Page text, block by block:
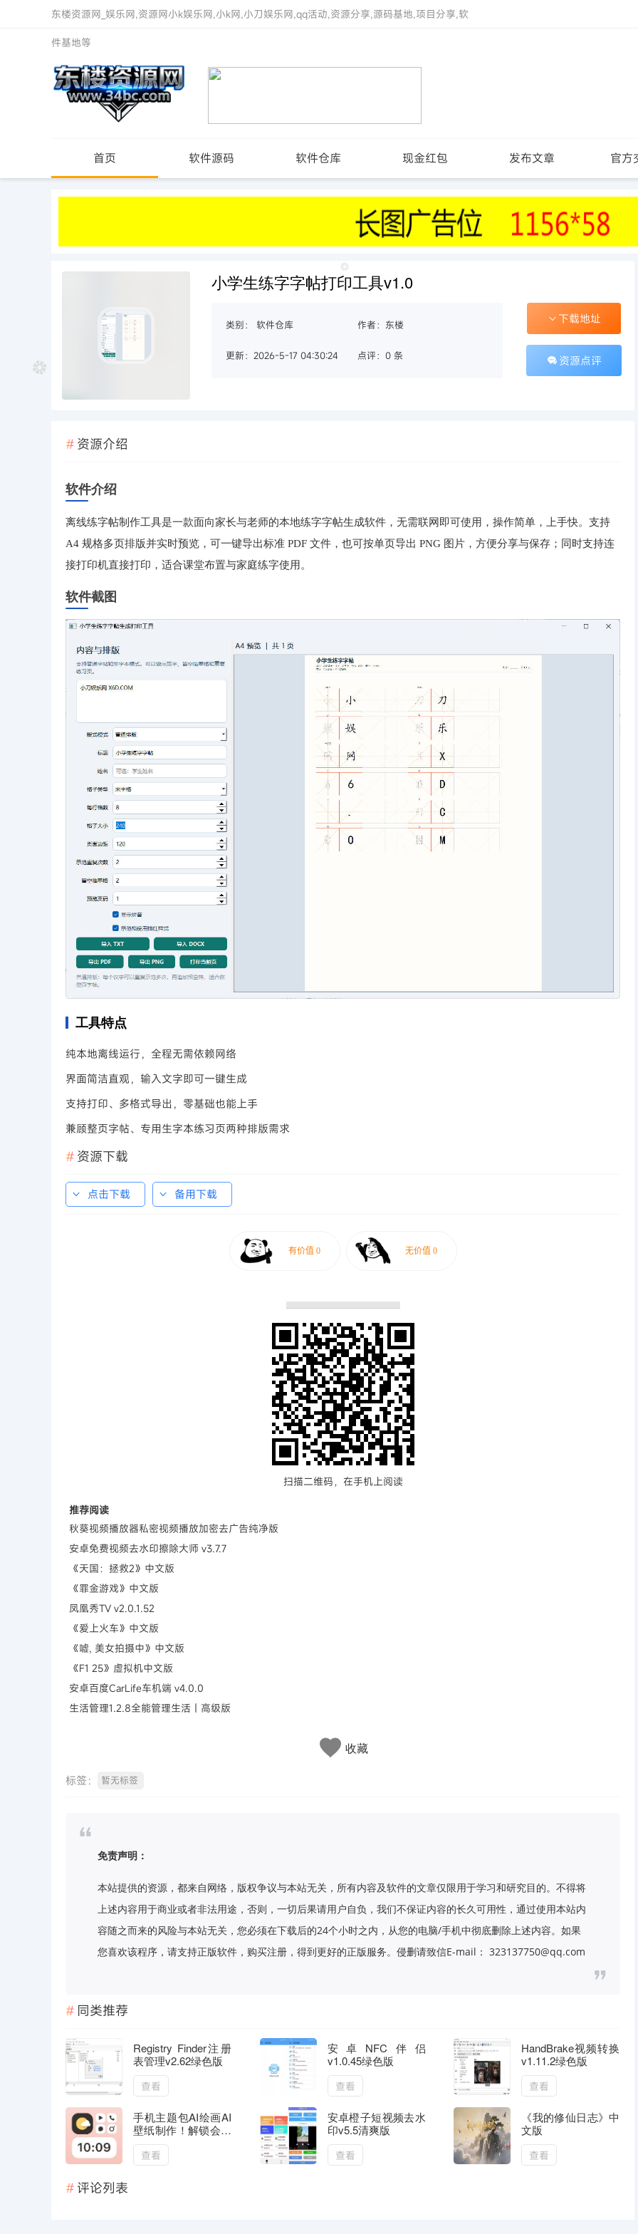
东楼资源网_娱乐网,资源网小k娱乐网,小k网,小刀娱乐网,qq活动,资源分享,源码基地,项目分享,软
件基地等
首页 软件源码 软件仓库 现金红包 发布文章 官方
小学生练字字帖打印工具v1.0
类别： 软件仓库 作者：东楼
更新：2026-5-17 04:30:24 点评：0 条
下载地址
资源点评
资源介绍
软件介绍
离线练字帖制作工具是一款面向家长与老师的本地练字字帖生成软件，无需联网即可使用，操作简单，上手快。支持
A4 规格多页排版并实时预览，可一键导出标准 PDF 文件，也可按单页导出 PNG 图片，方便分享与保存；同时支持连
接打印机直接打印，适合课堂布置与家庭练字使用。
软件截图
工具特点
纯本地离线运行，全程无需依赖网络
界面简洁直观，输入文字即可一键生成
支持打印、多格式导出，零基础也能上手
兼顾整页字帖、专用生字本练习页两种排版需求
资源下载
点击下载 备用下载
扫描二维码，在手机上阅读
推荐阅读
秋葵视频播放器私密视频播放加密去广告纯净版
安卓免费视频去水印擦除大师 v3.7.7
《天国：拯救2》中文版
《罪金游戏》中文版
凤凰秀TV v2.0.1.52
《爱上火车》中文版
《嘘, 美女拍摄中》中文版
《F1 25》虚拟机中文版
安卓百度CarLife车机端 v4.0.0
生活管理1.2.8全能管理生活｜高级版
收藏
标签： 暂无标签
免责声明：
本站提供的资源，都来自网络，版权争议与本站无关，所有内容及软件的文章仅限用于学习和研究目的。不得将
上述内容用于商业或者非法用途，否则，一切后果请用户自负，我们不保证内容的长久可用性，通过使用本站内
容随之而来的风险与本站无关，您必须在下载后的24个小时之内，从您的电脑/手机中彻底删除上述内容。如果
您喜欢该程序，请支持正版软件，购买注册，得到更好的正版服务。侵删请致信E-mail： 323137750@qq.com
同类推荐
Registry Finder注册
表管理v2.62绿色版
查看
安卓NFC伴侣
v1.0.45绿色版
查看
HandBrake视频转换
v1.11.2绿色版
查看
手机主题包AI绘画AI
壁纸制作！解锁会员
汉化版
查看
安卓橙子短视频去水
印v5.5清爽版
查看
《我的修仙日志》中
文版
查看
评论列表